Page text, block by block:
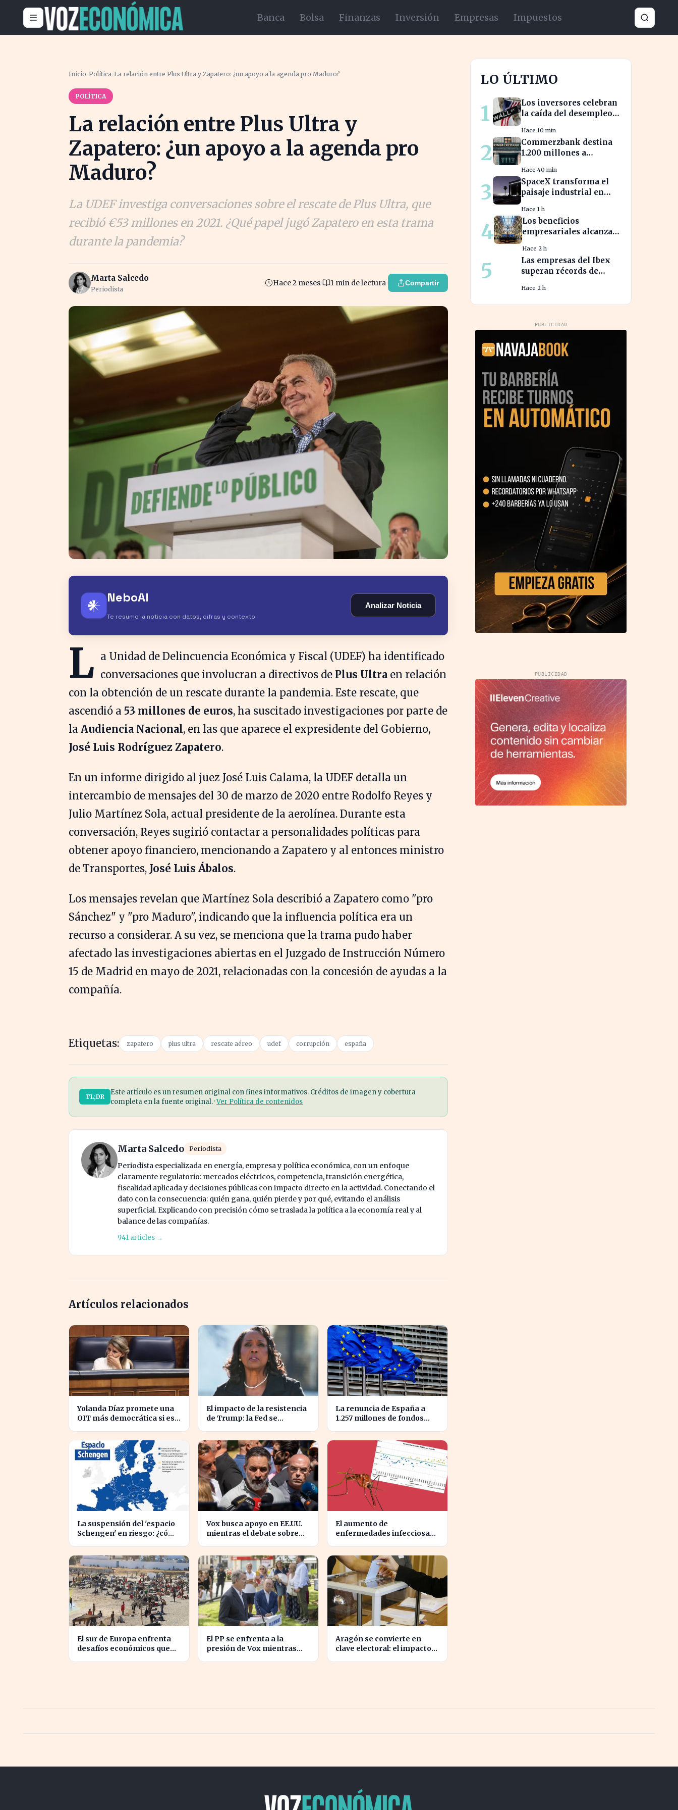
Banca Bolsa Finanzas Inversión Empresas Impuestos
Inicio ›Política›La relación entre Plus Ultra y Zapatero: ¿un apoyo a la agenda pro Maduro?
POLÍTICA
La relación entre Plus Ultra y
Zapatero: ¿un apoyo a la agenda pro
Maduro?
La UDEF investiga conversaciones sobre el rescate de Plus Ultra, que
recibió €53 millones en 2021. ¿Qué papel jugó Zapatero en esta trama
durante la pandemia?
Marta Salcedo
Periodista
Hace 2 meses 1 min de lectura Compartir
𒀭 NeboAI
Te resumo la noticia con datos, cifras y contexto
Analizar Noticia
L a Unidad de Delincuencia Económica y Fiscal (UDEF) ha identificado
conversaciones que involucran a directivos de Plus Ultra en relación
con la obtención de un rescate durante la pandemia. Este rescate, que
ascendió a 53 millones de euros, ha suscitado investigaciones por parte de
la Audiencia Nacional, en las que aparece el expresidente del Gobierno,
José Luis Rodríguez Zapatero.
En un informe dirigido al juez José Luis Calama, la UDEF detalla un
intercambio de mensajes del 30 de marzo de 2020 entre Rodolfo Reyes y
Julio Martínez Sola, actual presidente de la aerolínea. Durante esta
conversación, Reyes sugirió contactar a personalidades políticas para
obtener apoyo financiero, mencionando a Zapatero y al entonces ministro
de Transportes, José Luis Ábalos.
Los mensajes revelan que Martínez Sola describió a Zapatero como "pro
Sánchez" y "pro Maduro", indicando que la influencia política era un
recurso a considerar. A su vez, se menciona que la trama pudo haber
afectado las investigaciones abiertas en el Juzgado de Instrucción Número
15 de Madrid en mayo de 2021, relacionadas con la concesión de ayudas a la
compañía.
Etiquetas: zapatero plus ultra rescate aéreo udef corrupción españa
TL;DR
Este artículo es un resumen original con fines informativos. Créditos de imagen y cobertura
completa en la fuente original. ·Ver Política de contenidos
Marta Salcedo Periodista
Periodista especializada en energía, empresa y política económica, con un enfoque
claramente regulatorio: mercados eléctricos, competencia, transición energética,
fiscalidad aplicada y decisiones públicas con impacto directo en la actividad. Conectando el
dato con la consecuencia: quién gana, quién pierde y por qué, evitando el análisis
superficial. Explicando con precisión cómo se traslada la política a la economía real y al
balance de las compañías.
941 articles →
Artículos relacionados
Yolanda Díaz promete una
OIT más democrática si es
El impacto de la resistencia
de Trump: la Fed se
La renuncia de España a
1.257 millones de fondos
La suspensión del 'espacio
Schengen' en riesgo: ¿cómo
Vox busca apoyo en EE.UU.
mientras el debate sobre
El aumento de
enfermedades infecciosas
El sur de Europa enfrenta
desafíos económicos que
El PP se enfrenta a la
presión de Vox mientras
Aragón se convierte en
clave electoral: el impacto
LO ÚLTIMO
1
Los inversores celebran
la caída del desempleo:
alza
Hace 10 min
2
Commerzbank destina
1.200 millones a
del 94% en beneficios
Hace 40 min
3
SpaceX transforma el
paisaje industrial en
megaestructura de 24
zonas
Hace 1 h
4
Los beneficios
empresariales alcanzan
impulsando la
inversión en el sector
Hace 2 h
5
Las empresas del Ibex
superan récords de
la economía española
Hace 2 h
PUBLICIDAD
PUBLICIDAD